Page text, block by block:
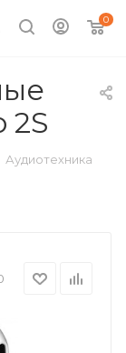
0
2S
Аудиотехника